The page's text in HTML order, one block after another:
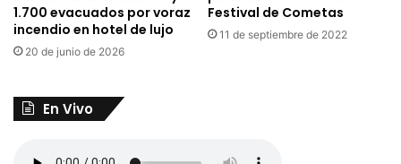
1.700 evacuados por voraz
incendio en hotel de lujo
20 de junio de 2026
Festival de Cometas
11 de septiembre de 2022
En Vivo